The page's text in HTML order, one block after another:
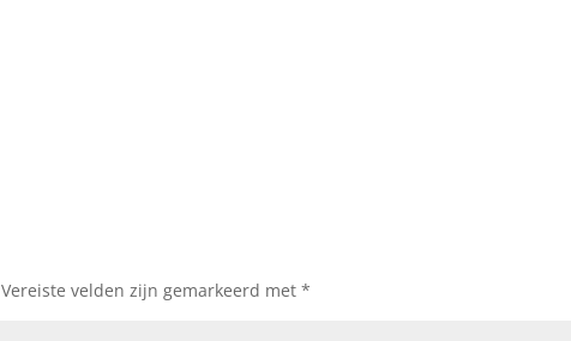
Vereiste velden zijn gemarkeerd met*